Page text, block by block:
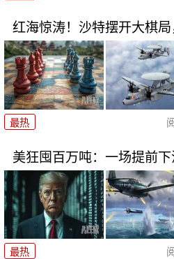
红海惊涛！沙特摆开大棋
最热
美狂囤百万吨：一场提前
最热